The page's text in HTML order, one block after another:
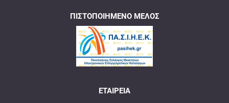
ΠΙΣΤΟΠΟΙΗΜΈΝΟ ΜΈΛΟΣ
ΕΤΑΙΡΕΊΑ